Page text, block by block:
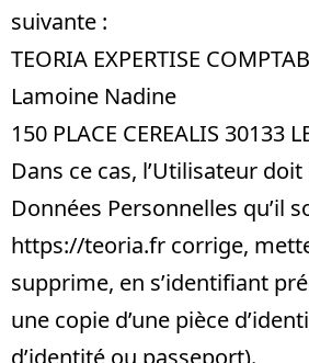
suivante :
TEORIA EXPERTISE
Lamoine Nadine
150 PLACE CEREALIS 30133
Dans ce cas, l’Utilisateur
Données Personnelles qu’il
https://teoria.fr corrige,
supprime, en s’identifiant
une copie d’une pièce
d’identité ou passeport).